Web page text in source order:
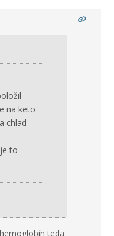
na keto
chlad
to
teda